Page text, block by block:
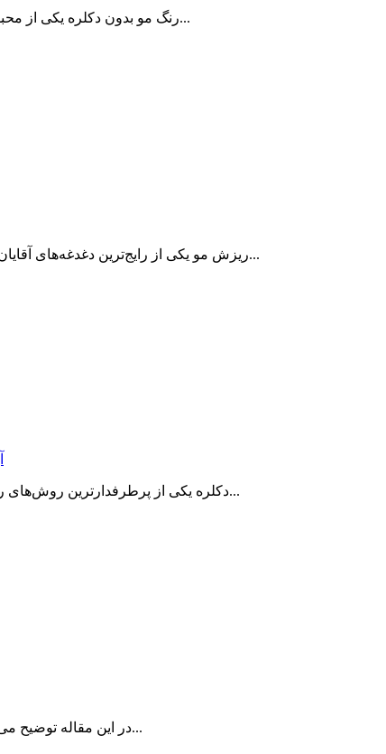
رنگ مو بدون دکلره یکی از محبوب‌ترین روش‌های تغییر ظاهر و ایجاد تنوع در استایل است. بسیاری از افراد تمایل...
ریزش مو یکی از رایج‌ترین دغدغه‌های آقایان در سنین مختلف است که می‌تواند تحت تأثیر عواملی مانند ژنتیک، استرس، تغذیه...
دکلره یکی از پرطرفدارترین روش‌های روشن کردن مو است که امکان رسیدن به رنگ‌های بسیار روشن، یخی و فانتزی را...
در این مقاله توضیح می‌دهیم که دیسپانسر سشوار چیست و چرا برای افراد با موهای فر و مجعد یک ابزار...